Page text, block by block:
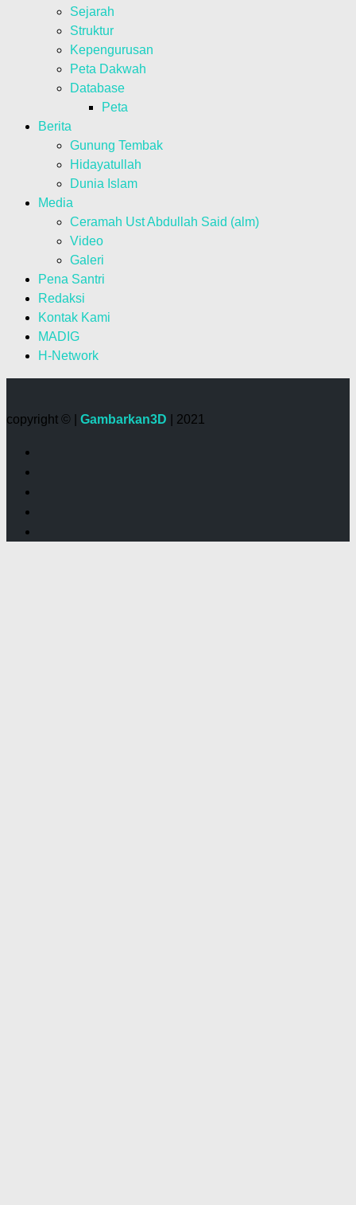
Sejarah
Struktur
Kepengurusan
Peta Dakwah
Database
Peta
Berita
Gunung Tembak
Hidayatullah
Dunia Islam
Media
Ceramah Ust Abdullah Said (alm)
Video
Galeri
Pena Santri
Redaksi
Kontak Kami
MADIG
H-Network
copyright © | Gambarkan3D | 2021